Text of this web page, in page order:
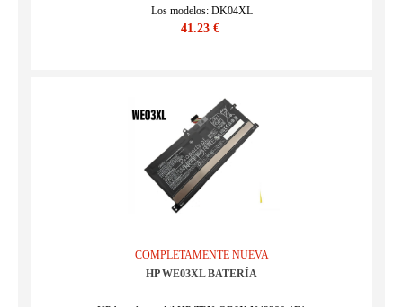
Los modelos: DK04XL
SKU : 24BA0418C416
41.23 €
COMPLETAMENTE NUEVA
HP WE03XL BATERÍA